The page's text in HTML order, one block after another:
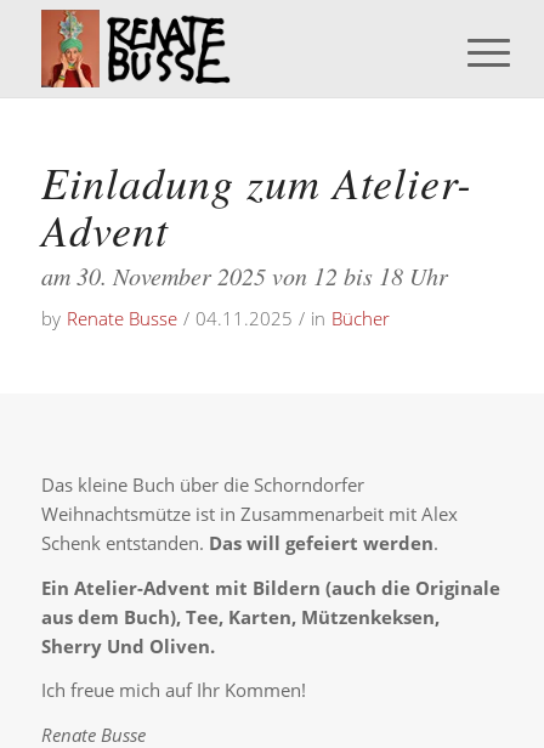
Einladung zum Atelier-
Advent
am 30. November 2025 von 12 bis 18 Uhr
by Renate Busse / 04.11.2025 / in Bücher
Das kleine Buch über die Schorndorfer
Weihnachtsmütze ist in Zusammenarbeit mit Alex
Schenk entstanden. Das will gefeiert werden.
Ein Atelier-Advent mit Bildern (auch die Originale
aus dem Buch), Tee, Karten, Mützenkeksen,
Sherry Und Oliven.
Ich freue mich auf Ihr Kommen!
Renate Busse